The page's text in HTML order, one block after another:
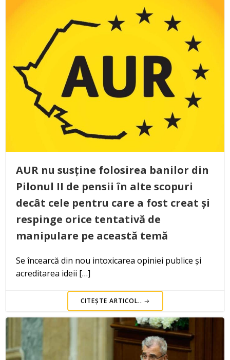
AUR nu susține folosirea banilor din
Pilonul II de pensii în alte scopuri
decât cele pentru care a fost creat și
respinge orice tentativă de
manipulare pe această temă
Se încearcă din nou intoxicarea opiniei publice și
acreditarea ideii […]
CITEȘTE ARTICOL..